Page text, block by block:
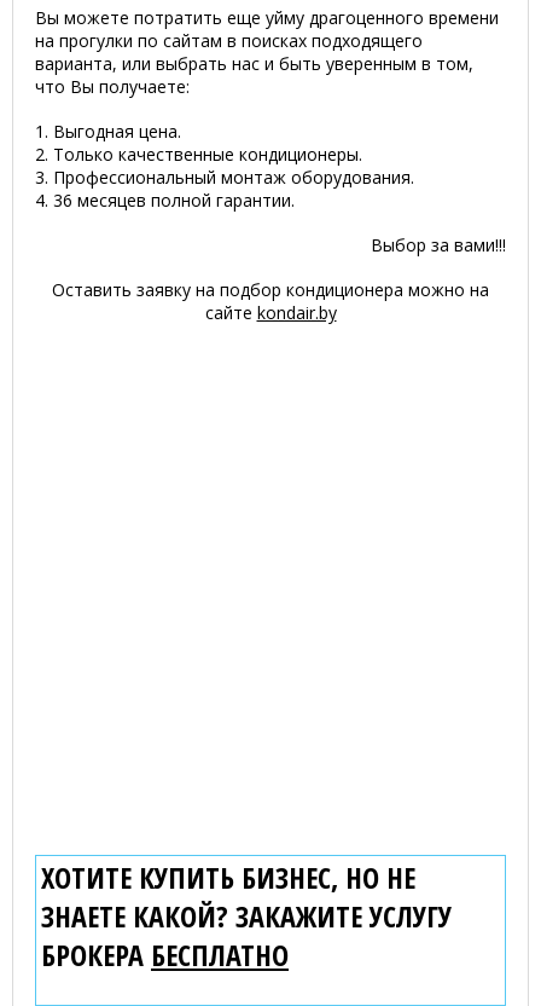
Вы можете потратить еще уйму драгоценного времени
на прогулки по сайтам в поисках подходящего
варианта, или выбрать нас и быть уверенным в том,
что Вы получаете:
1. Выгодная цена.
2. Только качественные кондиционеры.
3. Профессиональный монтаж оборудования.
4. 36 месяцев полной гарантии.
Выбор за вами!!!
Оставить заявку на подбор кондиционера можно на
сайте kondair.by
ХОТИТЕ КУПИТЬ БИЗНЕС, НО НЕ
ЗНАЕТЕ КАКОЙ? ЗАКАЖИТЕ УСЛУГУ
БРОКЕРА БЕСПЛАТНО